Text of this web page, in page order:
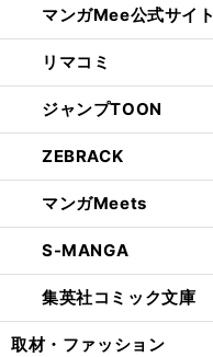
マンガMee公式サイト
リマコミ
ジャンプTOON
ZEBRACK
マンガMeets
S-MANGA
集英社コミック文庫
取材・ファッション